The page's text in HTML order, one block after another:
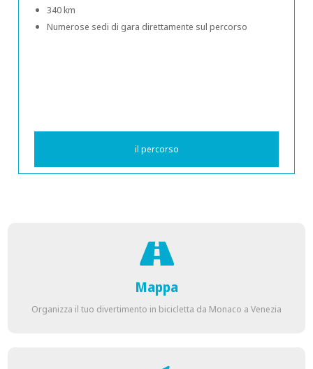
340 km
Numerose sedi di gara direttamente sul percorso
il percorso
Mappa
Organizza il tuo divertimento in bicicletta da Monaco a Venezia